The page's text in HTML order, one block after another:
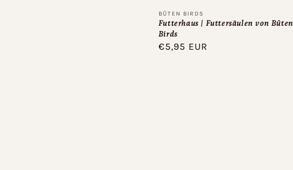
Anbieter:
BÛTEN BIRDS
Futterhaus | Futtersäulen von Bûten
Birds
Normaler
€5,95 EUR